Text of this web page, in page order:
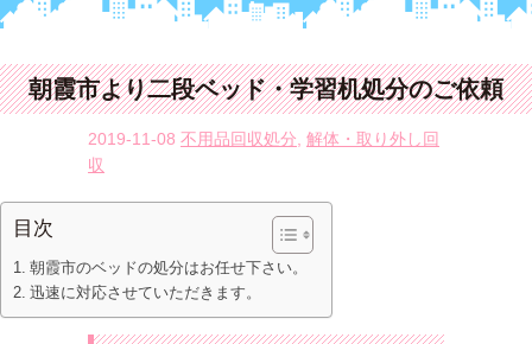
朝霞市より二段ベッド・学習机処分のご依頼
2019-11-08 不用品回収処分 解体・取り外し回
収
目次
朝霞市のベッドの処分はお任せ下さい。
迅速に対応させていただきます。